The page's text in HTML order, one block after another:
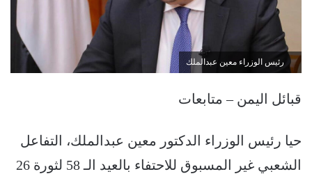
رئيس الوزراء معين عبدالملك
قبائل اليمن – متابعات
حيا رئيس الوزراء الدكتور معين عبدالملك، التفاعل
الشعبي غير المسبوق للاحتفاء بالعيد الـ 58 لثورة 26